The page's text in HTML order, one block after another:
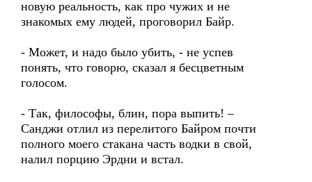
новую реальность, как про чужих и не
знакомых ему людей, проговорил Байр.
- Может, и надо было убить, - не успев
понять, что говорю, сказал я бесцветным
голосом.
- Так, философы, блин, пора выпить! –
Санджи отлил из перелитого Байром почти
полного моего стакана часть водки в свой,
налил порцию Эрдни и встал.